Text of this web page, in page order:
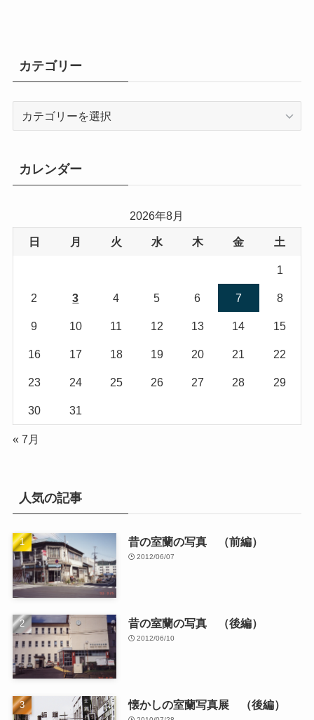
カテゴリー
ー
カレンダー
2026年8月
日 月 火 水 木 金 土
1
2 3 4 5 6 7 8
9 10 11 12 13 14 15
16 17 18 19 20 21 22
23 24 25 26 27 28 29
30 31
« 7月
人気の記事
昔の室蘭の写真 （前編）
2012/06/07
昔の室蘭の写真 （後編）
2012/06/10
懐かしの室蘭写真展 （後編）